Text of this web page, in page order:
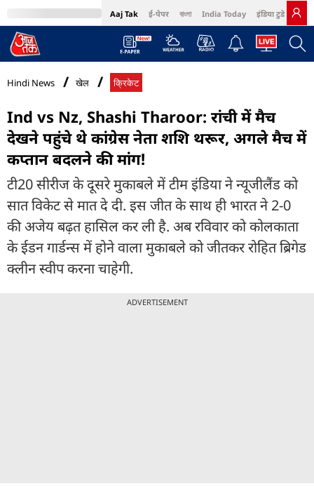
Aaj Tak ई-पेपर বাংলা India Today इंडिया टुडे हिंदी
MumbaiTak Cosmopolitan Harper's Bazaar Northeast
Hindi News खेल क्रिकेट
Ind vs Nz, Shashi Tharoor: रांची में मैच
देखने पहुंचे थे कांग्रेस नेता शशि थरूर, अगले मैच में
कप्तान बदलने की मांग!
टी20 सीरीज के दूसरे मुकाबले में टीम इंडिया ने न्यूजीलैंड को
सात विकेट से मात दे दी. इस जीत के साथ ही भारत ने 2-0
की अजेय बढ़त हासिल कर ली है. अब रविवार को कोलकाता
के ईडन गार्डन्स में होने वाला मुकाबले को जीतकर रोहित ब्रिगेड
क्लीन स्वीप करना चाहेगी.
ADVERTISEMENT